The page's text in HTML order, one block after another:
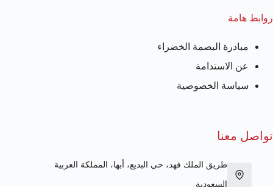
روابط هامة
مبادرة البصمة الخضراء
عن الاستدامة
سياسة الخصوصية
تواصل معنا
طريق الملك فهد، حي البديع، أبها، المملكة العربية
السعودية